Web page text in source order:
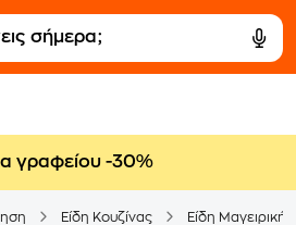
γραφείου -30%
Είδη Κουζίνας Είδη